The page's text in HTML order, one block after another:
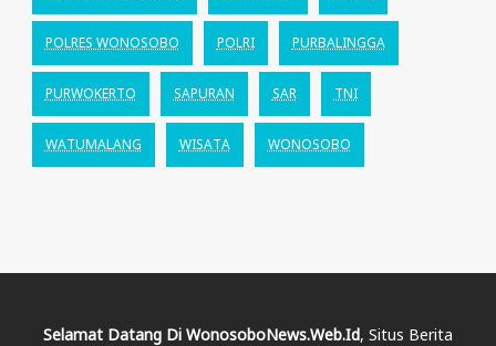
POLRES WONOSOBO POLRI PURBALINGGA
PURWOKERTO SAPURAN SAR TNI
WATUMALANG WISATA WONOSOBO
Selamat Datang Di WonosoboNews.web.id, Situs Berita